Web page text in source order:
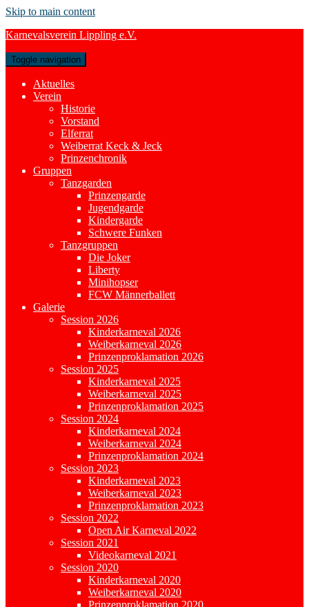
Skip to main content
Karnevalsverein Lippling e.V.
Toggle navigation
Aktuelles
Verein
Historie
Vorstand
Elferrat
Weiberrat Keck & Jeck
Prinzenchronik
Gruppen
Tanzgarden
Prinzengarde
Jugendgarde
Kindergarde
Schwere Funken
Tanzgruppen
Die Joker
Liberty
Minihopser
FCW Männerballett
Galerie
Session 2026
Kinderkarneval 2026
Weiberkarneval 2026
Prinzenproklamation 2026
Session 2025
Kinderkarneval 2025
Weiberkarneval 2025
Prinzenproklamation 2025
Session 2024
Kinderkarneval 2024
Weiberkarneval 2024
Prinzenproklamation 2024
Session 2023
Kinderkarneval 2023
Weiberkarneval 2023
Prinzenproklamation 2023
Session 2022
Open Air Karneval 2022
Session 2021
Videokarneval 2021
Session 2020
Kinderkarneval 2020
Weiberkarneval 2020
Prinzenproklamation 2020